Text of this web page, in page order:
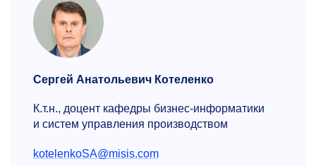
Сергей Анатольевич Котеленко
К.т.н., доцент кафедры бизнес-информатики
и систем управления производством
kotelenkoSA@misis.com